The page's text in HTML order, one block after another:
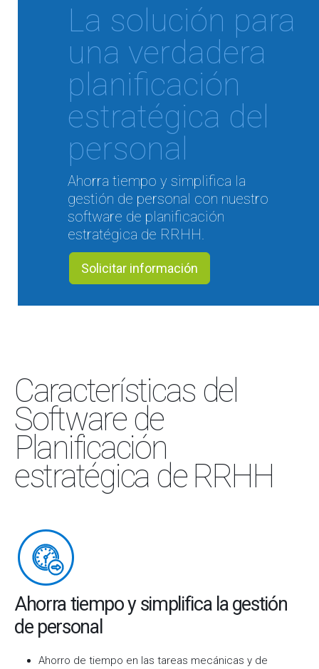
La solución para
una verdadera
planificación
estratégica del
personal
Ahorra tiempo y simplifica la
gestión de personal con nuestro
software de planificación
estratégica de RRHH.
Solicitar información
Características del
Software de
Planificación
estratégica de RRHH
Ahorra tiempo y simplifica la gestión
de personal
Ahorro de tiempo en las tareas mecánicas y de